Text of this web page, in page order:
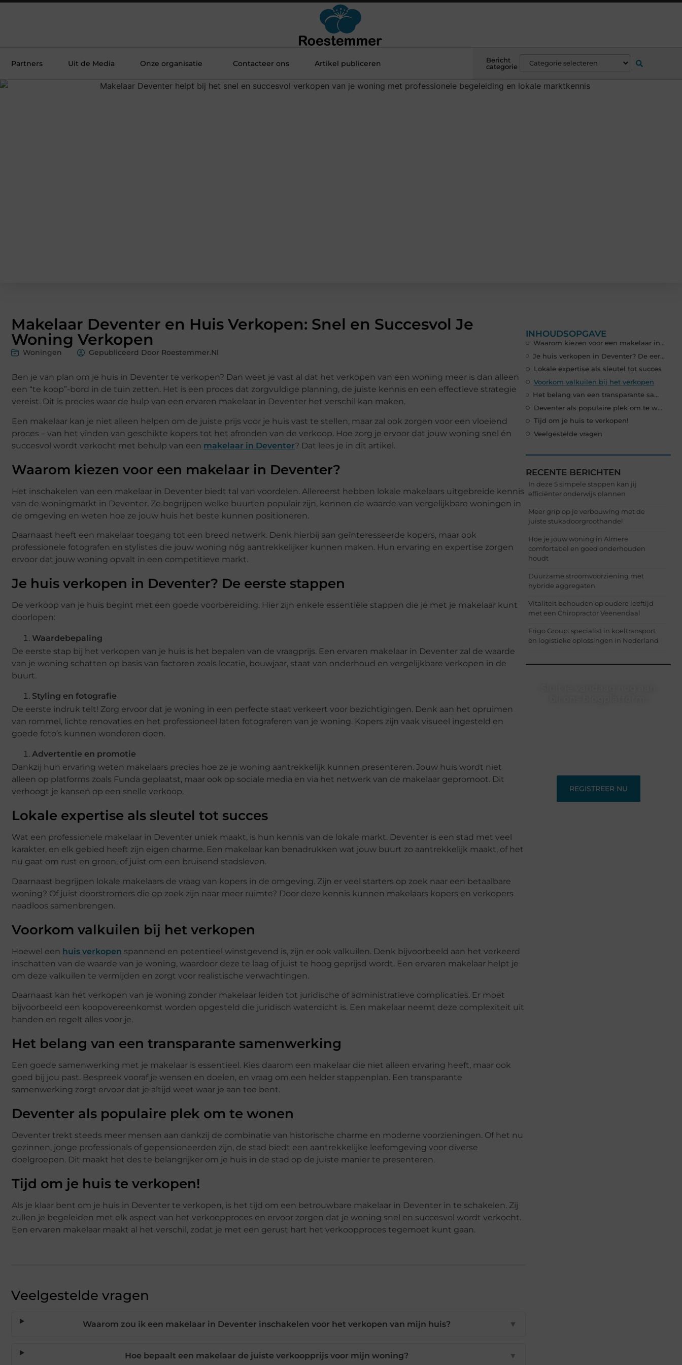
Partners Uit de Media Onze organisatie Contacteer ons Artikel publiceren
Bericht
categorie
Makelaar Deventer en Huis Verkopen: Snel en Succesvol Je
Woning Verkopen
Woningen Gepubliceerd Door Roestemmer.nl
Ben je van plan om je huis in Deventer te verkopen? Dan weet je vast al dat het verkopen van een woning meer is dan alleen
een “te koop”-bord in de tuin zetten. Het is een proces dat zorgvuldige planning, de juiste kennis en een effectieve strategie
vereist. Dit is precies waar de hulp van een ervaren makelaar in Deventer het verschil kan maken.
Een makelaar kan je niet alleen helpen om de juiste prijs voor je huis vast te stellen, maar zal ook zorgen voor een vloeiend
proces – van het vinden van geschikte kopers tot het afronden van de verkoop. Hoe zorg je ervoor dat jouw woning snel én
succesvol wordt verkocht met behulp van een makelaar in Deventer? Dat lees je in dit artikel.
Waarom kiezen voor een makelaar in Deventer?
Het inschakelen van een makelaar in Deventer biedt tal van voordelen. Allereerst hebben lokale makelaars uitgebreide kennis
van de woningmarkt in Deventer. Ze begrijpen welke buurten populair zijn, kennen de waarde van vergelijkbare woningen in
de omgeving en weten hoe ze jouw huis het beste kunnen positioneren.
Daarnaast heeft een makelaar toegang tot een breed netwerk. Denk hierbij aan geïnteresseerde kopers, maar ook
professionele fotografen en stylistes die jouw woning nóg aantrekkelijker kunnen maken. Hun ervaring en expertise zorgen
ervoor dat jouw woning opvalt in een competitieve markt.
Je huis verkopen in Deventer? De eerste stappen
De verkoop van je huis begint met een goede voorbereiding. Hier zijn enkele essentiële stappen die je met je makelaar kunt
doorlopen:
Waardebepaling
De eerste stap bij het verkopen van je huis is het bepalen van de vraagprijs. Een ervaren makelaar in Deventer zal de waarde
van je woning schatten op basis van factoren zoals locatie, bouwjaar, staat van onderhoud en vergelijkbare verkopen in de
buurt.
Styling en fotografie
De eerste indruk telt! Zorg ervoor dat je woning in een perfecte staat verkeert voor bezichtigingen. Denk aan het opruimen
van rommel, lichte renovaties en het professioneel laten fotograferen van je woning. Kopers zijn vaak visueel ingesteld en
goede foto’s kunnen wonderen doen.
Advertentie en promotie
Dankzij hun ervaring weten makelaars precies hoe ze je woning aantrekkelijk kunnen presenteren. Jouw huis wordt niet
alleen op platforms zoals Funda geplaatst, maar ook op sociale media en via het netwerk van de makelaar gepromoot. Dit
verhoogt je kansen op een snelle verkoop.
Lokale expertise als sleutel tot succes
Wat een professionele makelaar in Deventer uniek maakt, is hun kennis van de lokale markt. Deventer is een stad met veel
karakter, en elk gebied heeft zijn eigen charme. Een makelaar kan benadrukken wat jouw buurt zo aantrekkelijk maakt, of het
nu gaat om rust en groen, of juist om een bruisend stadsleven.
Daarnaast begrijpen lokale makelaars de vraag van kopers in de omgeving. Zijn er veel starters op zoek naar een betaalbare
woning? Of juist doorstromers die op zoek zijn naar meer ruimte? Door deze kennis kunnen makelaars kopers en verkopers
naadloos samenbrengen.
Voorkom valkuilen bij het verkopen
Hoewel een huis verkopen spannend en potentieel winstgevend is, zijn er ook valkuilen. Denk bijvoorbeeld aan het verkeerd
inschatten van de waarde van je woning, waardoor deze te laag of juist te hoog geprijsd wordt. Een ervaren makelaar helpt je
om deze valkuilen te vermijden en zorgt voor realistische verwachtingen.
Daarnaast kan het verkopen van je woning zonder makelaar leiden tot juridische of administratieve complicaties. Er moet
bijvoorbeeld een koopovereenkomst worden opgesteld die juridisch waterdicht is. Een makelaar neemt deze complexiteit uit
handen en regelt alles voor je.
Het belang van een transparante samenwerking
Een goede samenwerking met je makelaar is essentieel. Kies daarom een makelaar die niet alleen ervaring heeft, maar ook
goed bij jou past. Bespreek vooraf je wensen en doelen, en vraag om een helder stappenplan. Een transparante
samenwerking zorgt ervoor dat je altijd weet waar je aan toe bent.
Deventer als populaire plek om te wonen
Deventer trekt steeds meer mensen aan dankzij de combinatie van historische charme en moderne voorzieningen. Of het nu
gezinnen, jonge professionals of gepensioneerden zijn, de stad biedt een aantrekkelijke leefomgeving voor diverse
doelgroepen. Dit maakt het des te belangrijker om je huis in de stad op de juiste manier te presenteren.
Tijd om je huis te verkopen!
Als je klaar bent om je huis in Deventer te verkopen, is het tijd om een betrouwbare makelaar in Deventer in te schakelen. Zij
zullen je begeleiden met elk aspect van het verkoopproces en ervoor zorgen dat je woning snel en succesvol wordt verkocht.
Een ervaren makelaar maakt al het verschil, zodat je met een gerust hart het verkoopproces tegemoet kunt gaan.
Veelgestelde vragen
Waarom zou ik een makelaar in Deventer inschakelen voor het verkopen van mijn huis? ▼
Hoe bepaalt een makelaar de juiste verkoopprijs voor mijn woning? ▼
INHOUDSOPGAVE
Waarom kiezen voor een makelaar in Deventer?
Je huis verkopen in Deventer? De eerste stappen
Lokale expertise als sleutel tot succes
Voorkom valkuilen bij het verkopen
Het belang van een transparante samenwerking
Deventer als populaire plek om te wonen
Tijd om je huis te verkopen!
Veelgestelde vragen
RECENTE BERICHTEN
In deze 5 simpele stappen kan jij
efficiënter onderwijs plannen
Meer grip op je verbouwing met de
juiste stukadoorgroothandel
Hoe je jouw woning in Almere
comfortabel en goed onderhouden
houdt
Duurzame stroomvoorziening met
hybride aggregaten
Vitaliteit behouden op oudere leeftijd
met een Chiropractor Veenendaal
Frigo Group: specialist in koeltransport
en logistieke oplossingen in Nederland
REGISTREER NU